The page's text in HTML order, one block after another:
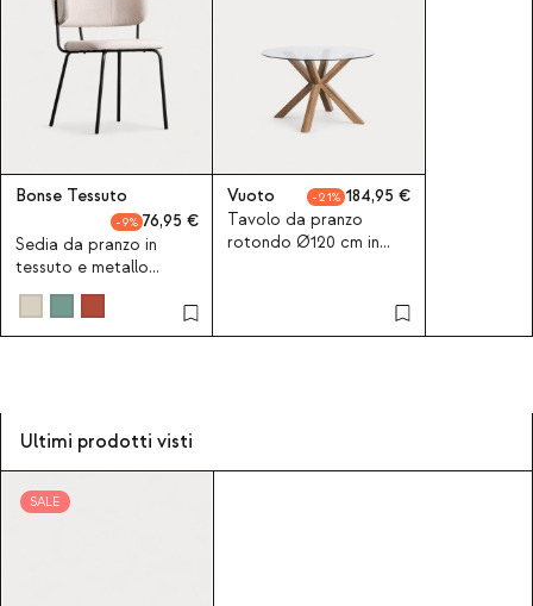
Bonse Tessuto
9
76,95
Sedia da pranzo in
tessuto e metallo
Bonse
Vuoto 21
184,95
Tavolo da pranzo
rotondo Ø120 cm in
Ultimi prodotti visti
SALE